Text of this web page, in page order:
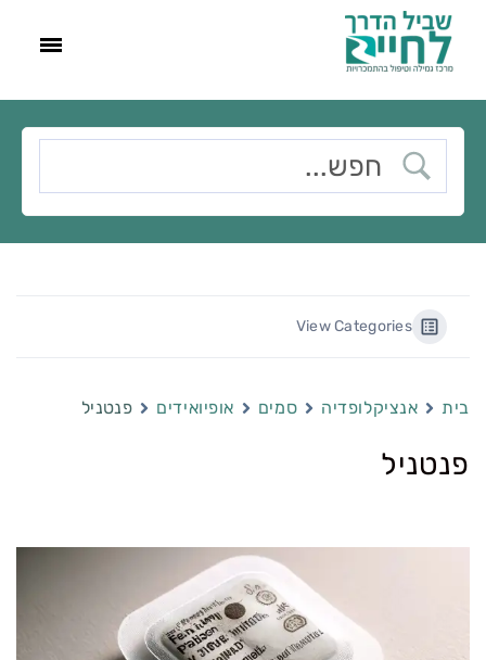
View Categories
בית אנציקלופדיה סמים אופיואידים פנטניל
פנטניל